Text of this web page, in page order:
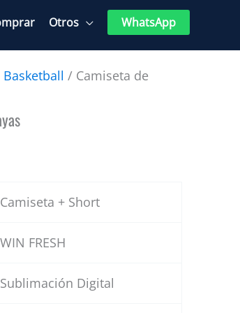
Otros WhatsApp
/ Camiseta de
Camiseta + Short
WIN FRESH
Sublimación Digital